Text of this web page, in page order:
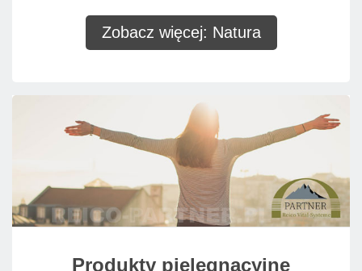
Zobacz więcej: Natura
Produkty pielęgnacyjne